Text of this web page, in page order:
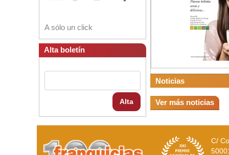
A sólo un click
Alta boletín
Alta
Noticias
Ver más noticias
C/